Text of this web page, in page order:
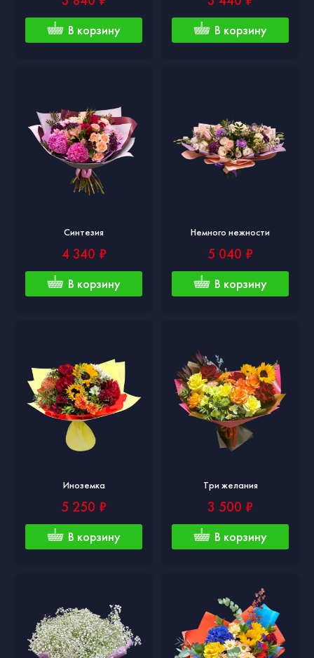
В корзину В корзину
Синтезия
4 340 ₽
В корзину
Немного нежности
5 040 ₽
В корзину
Иноземка
5 250 ₽
В корзину
Три желания
3 500 ₽
В корзину